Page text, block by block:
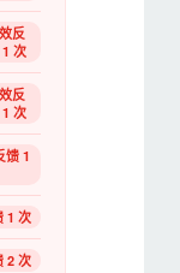
反
次
反
次
馈 1
1 次
2 次